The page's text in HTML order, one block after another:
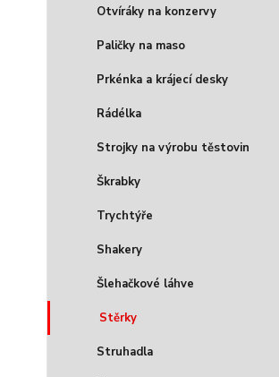
Otvíráky na konzervy
Paličky na maso
Prkénka a krájecí desky
Rádélka
Strojky na výrobu těstovin
Škrabky
Trychtýře
Shakery
Šlehačkové láhve
Stěrky
Struhadla